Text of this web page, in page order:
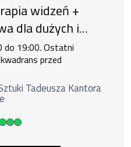
widzeń +
dla dużych i
do 19:00. Ostatni
przed
Tadeusza Kantora